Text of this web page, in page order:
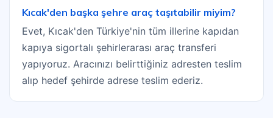
Kıcak'den başka şehre araç taşıtabilir miyim?
Evet, Kıcak'den Türkiye'nin tüm illerine kapıdan
kapıya sigortalı şehirlerarası araç transferi
yapıyoruz. Aracınızı belirttiğiniz adresten teslim
alıp hedef şehirde adrese teslim ederiz.